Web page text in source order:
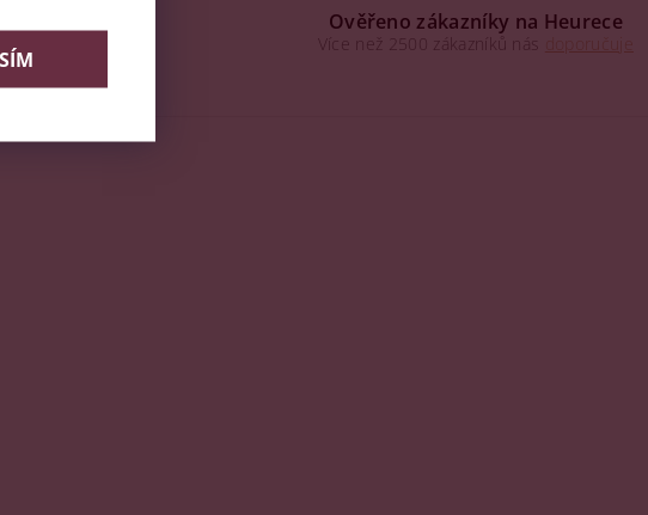
vás doma Ověřeno zákazníky na Heurece
Více než 2500 zákazníků nás